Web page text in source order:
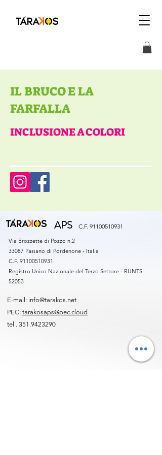
IL BRUCO E LA
FARFALLA
INCLUSIONE A COLORI
APS C.F. 91100510931
Via Brozzette di Pozzo n.2
33087 Pasiano di Pordenone - Italia
C.F. 91100510931
Registro Unico Nazionale del Terzo Settore - RUNTS:
52053
E-mail: info@tarakos.net
PEC: tarakosaps@pec.cloud
tel . 351.9423290